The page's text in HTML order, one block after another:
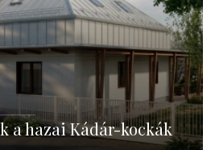
a hazai Kádár-kockák